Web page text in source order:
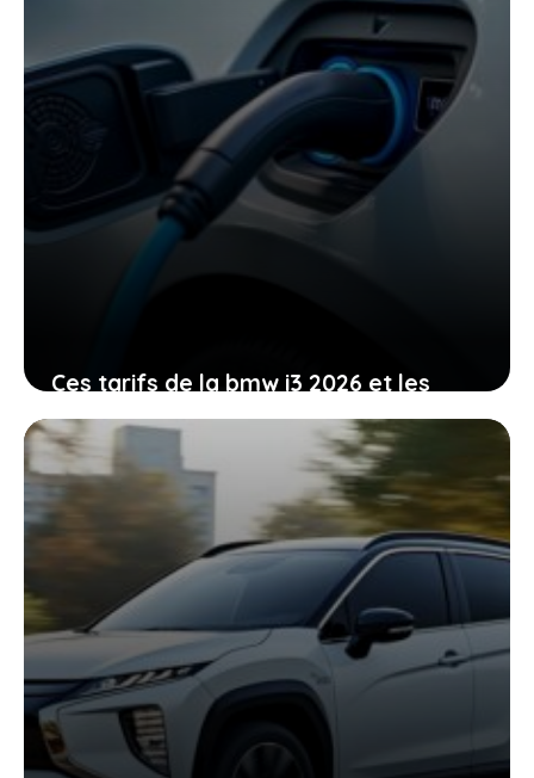
Ces tarifs de la bmw i3 2026 et les
commandes ouvertes pour changer
votre mobilité
19 juin 2026